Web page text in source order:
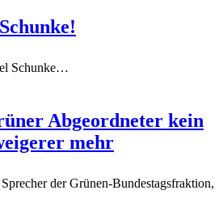
Schunke…
Abgeordneter kein
mehr
der Grünen-Bundestagsfraktion,